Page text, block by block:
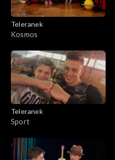
Teleranek
Kosmos
Teleranek
Sport